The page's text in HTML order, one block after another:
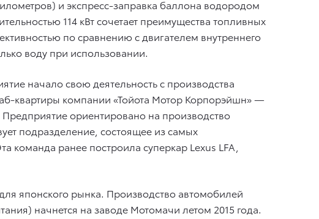
и экспресс-заправка баллона водородом
114 кВт сочетает преимущества топливных
по сравнению с двигателем внутреннего
воду при использовании.
начало свою деятельность с производства
квартиры компании «Тойота Мотор Корпорэйшн» —
ориентировано на производство
подразделение, состоящее из самых
ранее построила суперкар Lexus LFA,
японского рынка. Производство автомобилей
начнется на заводе Мотомачи летом 2015 года.